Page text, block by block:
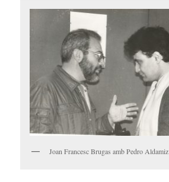
Joan Francesc Brugas amb Pedro Aldamiz